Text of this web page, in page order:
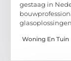
gestaag in
Woning En Tuin